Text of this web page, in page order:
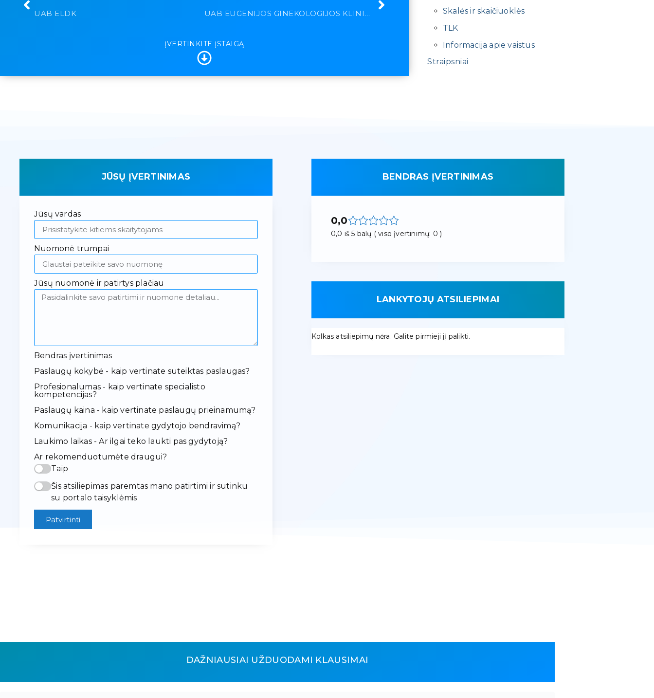
UAB ELDK UAB EUGENIJOS GINEKOLOGIJOS KLINIKA
ĮVERTINKITE ĮSTAIGĄ
Skalės ir skaičiuoklės
TLK
Informacija apie vaistus
Straipsniai
JŪSŲ ĮVERTINIMAS
Jūsų vardas
Nuomonė trumpai
Jūsų nuomonė ir patirtys plačiau
Bendras įvertinimas
Paslaugų kokybė - kaip vertinate suteiktas paslaugas?
Profesionalumas - kaip vertinate specialisto
kompetencijas?
Paslaugų kaina - kaip vertinate paslaugų prieinamumą?
Komunikacija - kaip vertinate gydytojo bendravimą?
Laukimo laikas - Ar ilgai teko laukti pas gydytoją?
Ar rekomenduotumėte draugui?
Taip
Šis atsiliepimas paremtas mano patirtimi ir sutinku
su portalo taisyklėmis
Patvirtinti
BENDRAS ĮVERTINIMAS
0,0
0,0 iš 5 balų ( viso įvertinimų: 0 )
LANKYTOJŲ ATSILIEPIMAI
Kolkas atsiliepimų nėra. Galite pirmieji jį palikti.
DAŽNIAUSIAI UŽDUODAMI KLAUSIMAI